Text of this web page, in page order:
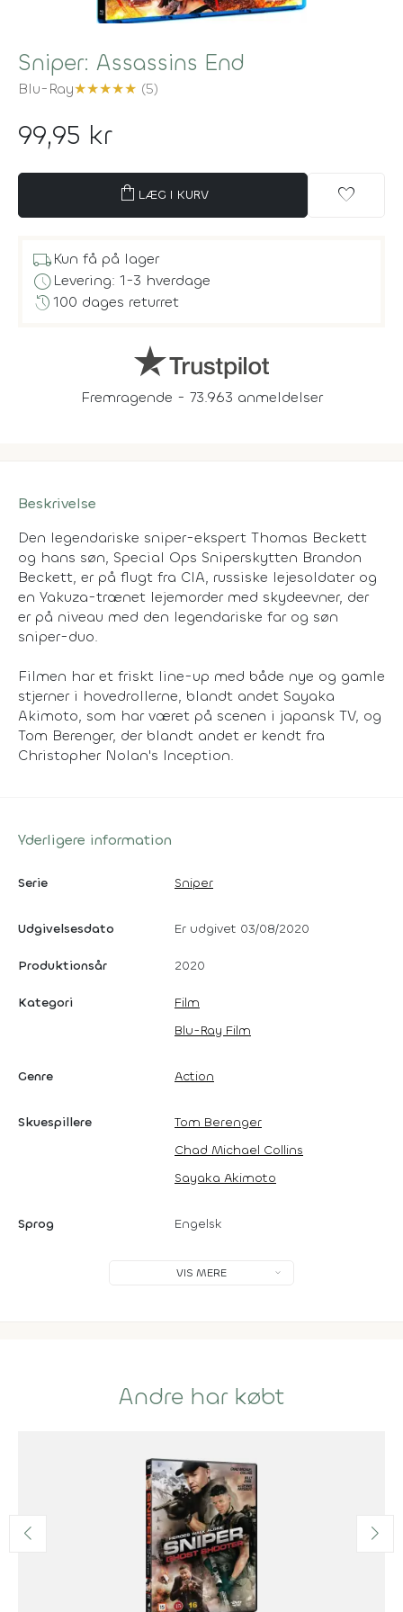
Sniper: Assassins End
Blu-Ray★★★★★ (5)
99,95 kr
shopping_bag LÆG I KURV favorite
local_shippingKun få på lager
scheduleLevering: 1-3 hverdage
history100 dages returret
Fremragende - 73.963 anmeldelser
Beskrivelse
Den legendariske sniper-ekspert Thomas Beckett
og hans søn, Special Ops Sniperskytten Brandon
Beckett, er på flugt fra CIA, russiske lejesoldater og
en Yakuza-trænet lejemorder med skydeevner, der
er på niveau med den legendariske far og søn
sniper-duo.
Filmen har et friskt line-up med både nye og gamle
stjerner i hovedrollerne, blandt andet Sayaka
Akimoto, som har været på scenen i japansk TV, og
Tom Berenger, der blandt andet er kendt fra
Christopher Nolan's Inception.
Yderligere information
Serie Sniper
Udgivelsesdato Er udgivet 03/08/2020
Produktionsår 2020
Kategori
Film
Blu-Ray Film
Genre Action
Skuespillere
Tom Berenger
Chad Michael Collins
Sayaka Akimoto
Sprog Engelsk
VIS MERE
Andre har købt